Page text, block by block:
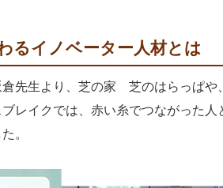
るイノベーター人材とは
先生より、 芝の家 芝のはらっぱや
レイクでは、赤い糸でつながった
。